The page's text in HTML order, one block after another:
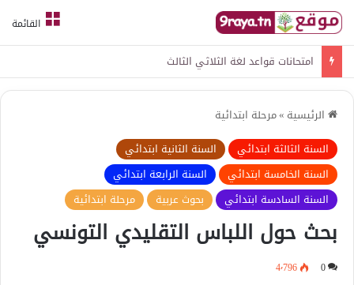
القائمة
امتحانات قواعد لغة الثلاثي الثالث
الرئيسية »مرحلة ابتدائية
السنة الثالثة ابتدائي
السنة الثانية ابتدائي
السنة الخامسة ابتدائي
السنة الرابعة ابتدائي
السنة السادسة ابتدائي
بحوث عربية مرحلة ابتدائية
بحث حول اللباس التقليدي التونسي
0 4٬796